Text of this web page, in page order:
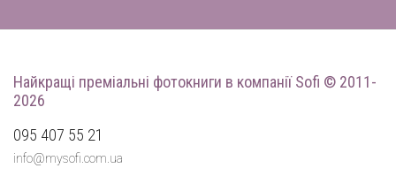
Найкращі преміальні фотокниги в компанії Sofi © 2011-
2026
095 407 55 21
info@mysofi.com.ua